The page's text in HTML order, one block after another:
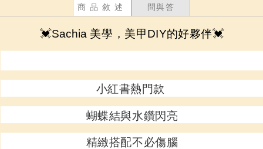
商品敘述 問與答